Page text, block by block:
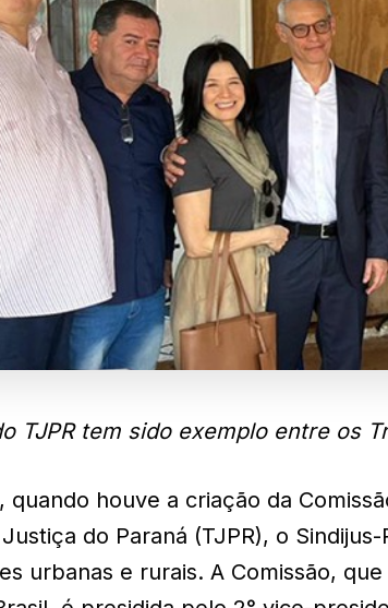
TJPR tem sido exemplo entre os
quando houve a criação da
do Paraná (TJPR), o
urbanas e rurais. A Comissão,